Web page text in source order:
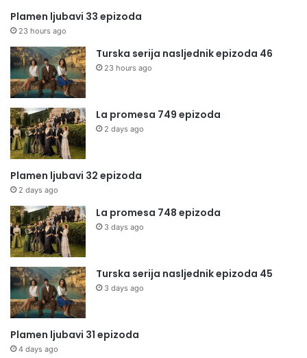
Plamen ljubavi 33 epizoda
23 hours ago
Turska serija nasljednik epizoda 46
23 hours ago
La promesa 749 epizoda
2 days ago
Plamen ljubavi 32 epizoda
2 days ago
La promesa 748 epizoda
3 days ago
Turska serija nasljednik epizoda 45
3 days ago
Plamen ljubavi 31 epizoda
4 days ago